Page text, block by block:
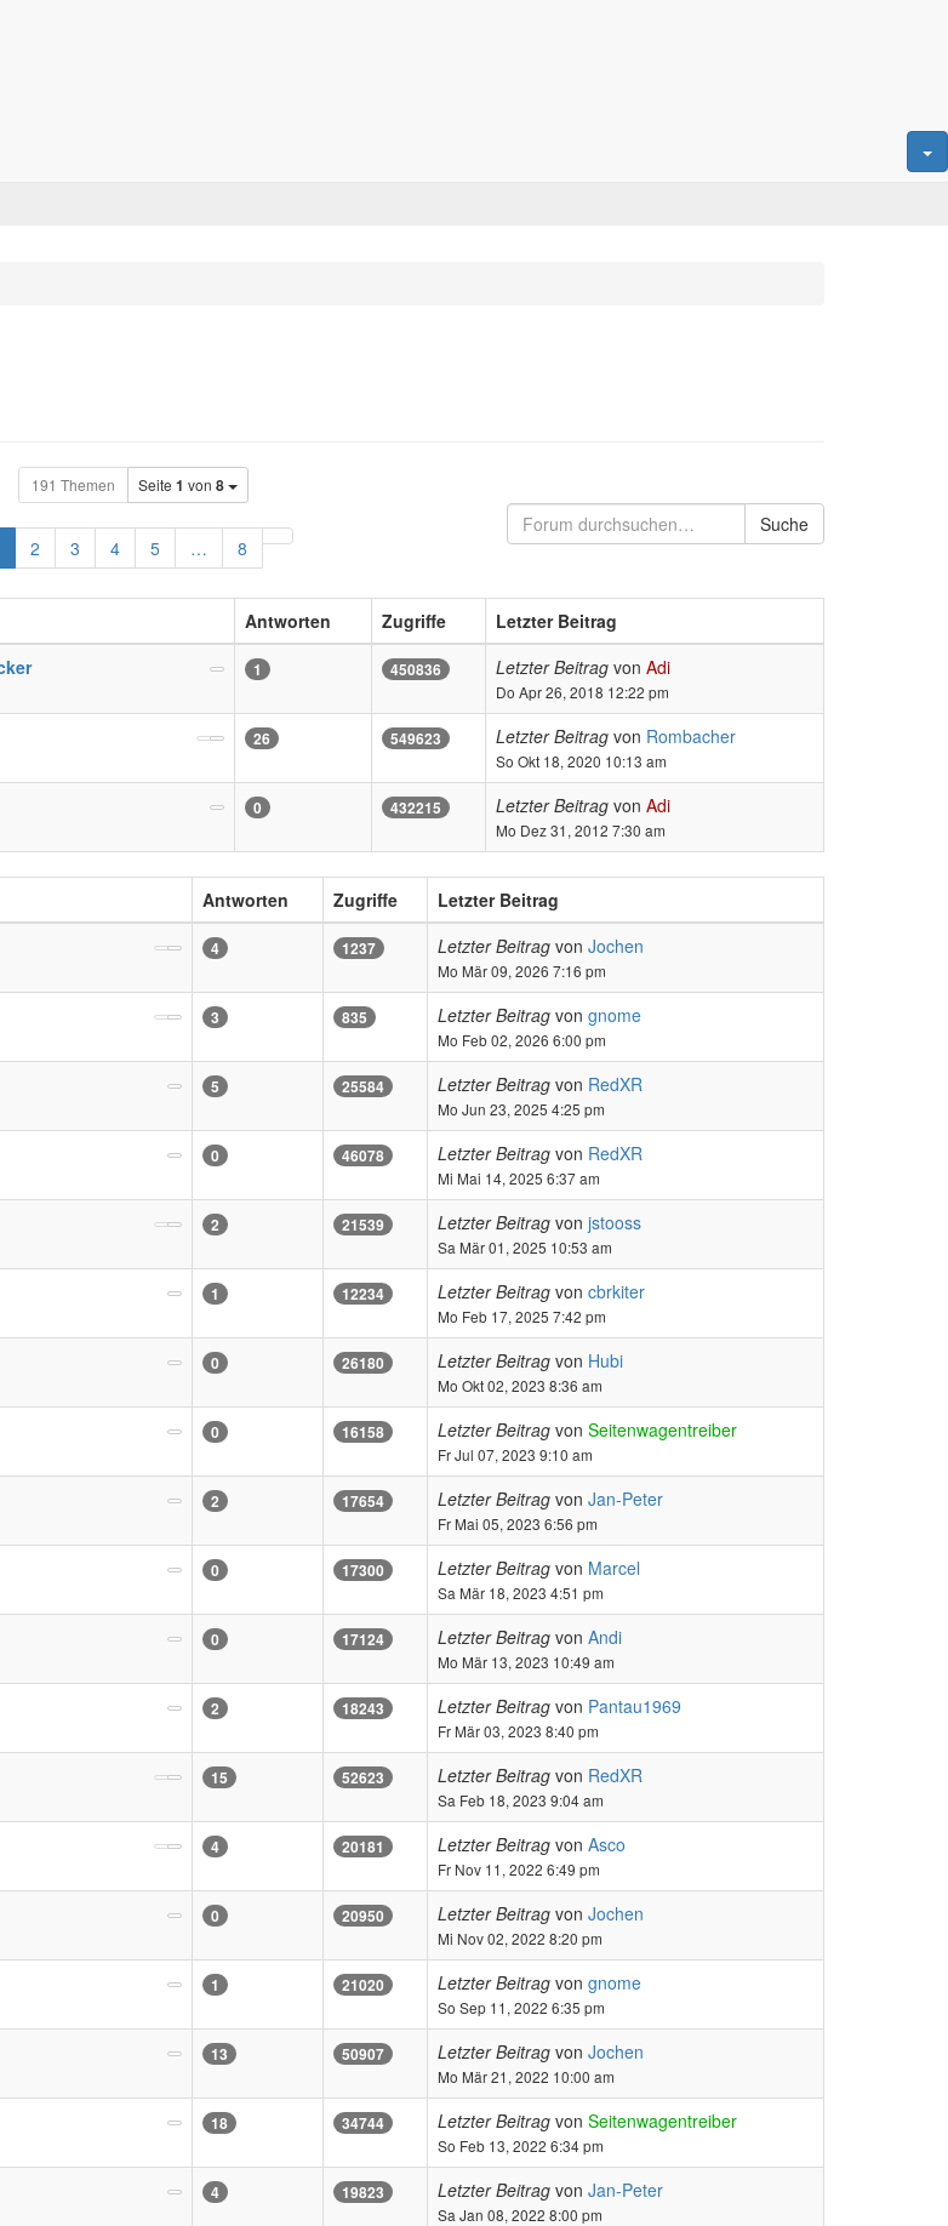
191 Themen Seite 1 von 8
2 3 4 5 … 8 Nächste
Suche
Antworten Zugriffe
Letzter Beitrag
1 450836 Letzter Beitrag von Adi
Do Apr 26, 2018 12:22 pm
26 549623 Letzter Beitrag von Rombacher
So Okt 18, 2020 10:13 am
0 432215 Letzter Beitrag von Adi
Mo Dez 31, 2012 7:30 am
Antworten Zugriffe
Letzter Beitrag
4 1237 Letzter Beitrag von Jochen
Mo Mär 09, 2026 7:16 pm
3 835 Letzter Beitrag von gnome
Mo Feb 02, 2026 6:00 pm
5 25584 Letzter Beitrag von RedXR
Mo Jun 23, 2025 4:25 pm
0 46078 Letzter Beitrag von RedXR
Mi Mai 14, 2025 6:37 am
2 21539 Letzter Beitrag von jstooss
Sa Mär 01, 2025 10:53 am
1 12234 Letzter Beitrag von cbrkiter
Mo Feb 17, 2025 7:42 pm
0 26180 Letzter Beitrag von Hubi
Mo Okt 02, 2023 8:36 am
0 16158 Letzter Beitrag von Seitenwagentreiber
Fr Jul 07, 2023 9:10 am
2 17654 Letzter Beitrag von Jan-Peter
Fr Mai 05, 2023 6:56 pm
0 17300 Letzter Beitrag von Marcel
Sa Mär 18, 2023 4:51 pm
0 17124 Letzter Beitrag von Andi
Mo Mär 13, 2023 10:49 am
2 18243 Letzter Beitrag von Pantau1969
Fr Mär 03, 2023 8:40 pm
15 52623 Letzter Beitrag von RedXR
Sa Feb 18, 2023 9:04 am
4 20181 Letzter Beitrag von Asco
Fr Nov 11, 2022 6:49 pm
0 20950 Letzter Beitrag von Jochen
Mi Nov 02, 2022 8:20 pm
1 21020 Letzter Beitrag von gnome
So Sep 11, 2022 6:35 pm
13 50907 Letzter Beitrag von Jochen
Mo Mär 21, 2022 10:00 am
18 34744 Letzter Beitrag von Seitenwagentreiber
So Feb 13, 2022 6:34 pm
4 19823 Letzter Beitrag von Jan-Peter
Sa Jan 08, 2022 8:00 pm